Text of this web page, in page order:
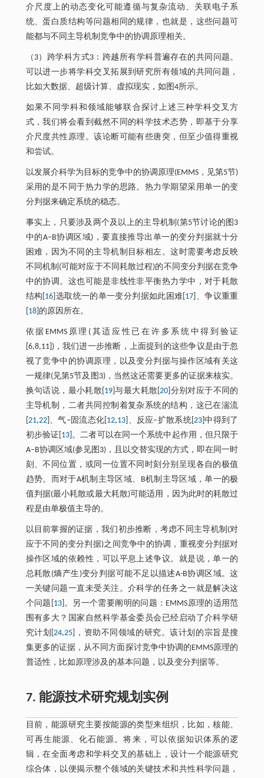
介尺度上的动态变化可能遵循与复杂流动、关联电子系
统、蛋白质结构等问题相同的规律，也就是，这些问题可
能都与不同主导机制竞争中的协调原理相关。
（3）跨学科方式3：跨越所有学科普遍存在的共同问题。
可以进一步将学科交叉拓展到研究所有领域的共同问题，
比如大数据、超级计算、虚拟现实，如图4所示。
如果不同学科和领域能够联合探讨上述三种学科交叉方
式，我们将会看到截然不同的科学技术态势，即基于分享
介尺度共性原理。该论断可能有些唐突，但至少值得重视
和尝试。
以发展介科学为目标的竞争中的协调原理(EMMS，见第5节)
采用的是不同于热力学的思路。热力学期望采用单一的变
分判据来确定系统的稳态。
事实上，只要涉及两个及以上的主导机制(第5节讨论的图3
中的A–B协调区域)，要直接推导出单一的变分判据就十分
困难，因为不同的主导机制目标相左。这时需要考虑反映
不同机制(可能对应于不同耗散过程)的不同变分判据在竞争
中的协调。这也可能是非线性非平衡热力学中，对于耗散
结构[ 16 ]选取统一的单一变分判据如此困难[ 17 ]、争议重重
18]的原因所在。
依据EMMS原理(其适应性已在许多系统中得到验证
[6,8,11])，我们进一步推断，上面提到的这些争议是由于忽
视了竞争中的协调原理，以及变分判据与操作区域有关这
一规律(见第5节及图3)，当然这还需要更多的证据来核实。
换句话说，最小耗散[ 19 ]与最大耗散[20 ]分别对应于不同的
主导机制，二者共同控制着复杂系统的结构，这已在湍流
21,22]、气–固流态化[ 12,13 ]、反应–扩散系统[23 ]中得到了
初步验证[ 13 ]。二者可以在同一个系统中起作用，但只限于
A–B协调区域(参见图3)，且以交替实现的方式，即在同一时
刻、不同位置，或同一位置不同时刻分别呈现各自的极值
趋势。而对于A机制主导区域、B机制主导区域，单一的极
值判据(最小耗散或最大耗散)可能适用，因为此时的耗散过
程是由单极值主导的。
以目前掌握的证据，我们初步推断，考虑不同主导机制(对
应于不同的变分判据)之间竞争中的协调，重视变分判据对
操作区域的依赖性，可以平息上述争议。就是说，单一的
总耗散(熵产生)变分判据可能不足以描述A-B协调区域。这
一关键问题一直未受关注。介科学的任务之一就是解决这
个问题[ 13]。另一个需要阐明的问题：EMMS原理的适用范
围有多大？国家自然科学基金委员会已经启动了介科学研
究计划[24,25 ]，资助不同领域的研究。该计划的宗旨是搜
集更多的证据，从不同方面探讨竞争中协调的EMMS原理的
普适性，比如原理涉及的基本问题，以及变分判据等。
7. 能源技术研究规划实例
目前，能源研究主要按能源的类型来组织，比如，核能、
可再生能源、化石能源。将来，可以依据知识体系的逻
辑，在全面考虑和学科交叉的基础上，设计一个能源研究
综合体，以便揭示整个领域的关键技术和共性科学问题，